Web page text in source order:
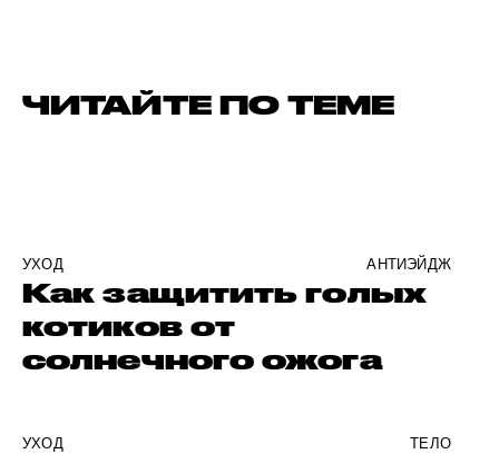
ЧИТАЙТЕ ПО ТЕМЕ
УХОД АНТИЭЙДЖ
Как защитить голых
котиков от
солнечного ожога
УХОД ТЕЛО